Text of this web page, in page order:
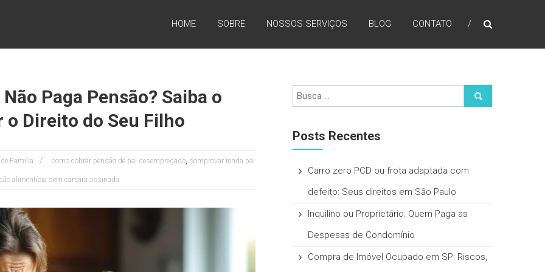
HOME SOBRE NOSSOS SERVIÇOS BLOG CONTATO
Paga Pensão? Saiba o
o Direito do Seu Filho
Família como cobrar pensão de pai desempregado, comprovar renda pai
alimentícia sem carteira assinada
Posts Recentes
Carro zero PCD ou frota adaptada com
defeito: Seus direitos em São Paulo
Inquilino ou Proprietário: Quem Paga as
Despesas de Condomínio
Compra de Imóvel Ocupado em SP: Riscos,